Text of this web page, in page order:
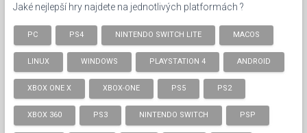
Jaké nejlepší hry najdete na jednotlivých platformách ?
PC PS4 NINTENDO SWITCH LITE MACOS
LINUX WINDOWS PLAYSTATION 4 ANDROID
XBOX ONE X XBOX-ONE PS5 PS2
XBOX 360 PS3 NINTENDO SWITCH PSP